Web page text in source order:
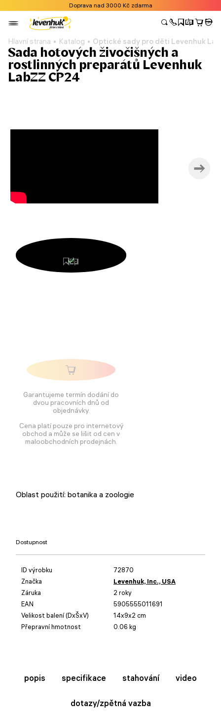
Doprava nad 3000 Kč zdarma
Hlavní strana Katalog Optické sady pro děti Levenhuk
Sada hotových živočišných a
rostlinných preparátů Levenhuk
LabZZ CP24
Garantujeme termín dodání do
dvou pracovních dnů od
objednávky.
Cena platí pouze pro internetový
obchod a může se lišit od cen v
maloobchodních prodejnách.
Oblast použití: botanika a zoologie
Dostupnost
ID výrobku
72870
Značka
Levenhuk, Inc., USA
Záruka
2 roky
EAN
5905555011691
Velikost balení (DxŠxV)
14x9x2 cm
Přepravní hmotnost
0.06 kg
popis specifikace stahování video
dotazy/zpětná vazba